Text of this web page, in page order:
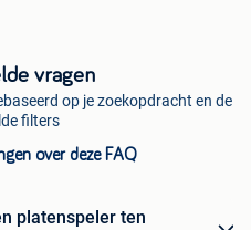
vragen
op je zoekopdracht en de
filters
over deze FAQ
platenspeler ten